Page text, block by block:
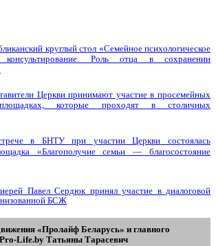
круглый стол «Семейное психологическое
консультирование. Роль отца в сохранении
Церкви принимают участие в просемейных
которые проходят в столичных
в БНТУ при участии Церкви состоялась
«Благополучие семьи — благосостояние
Павел Сердюк принял участие в диалоговой
БСЖ
«Пролайф Беларусь» и главного
Life.by Tатьяны Tарасевич